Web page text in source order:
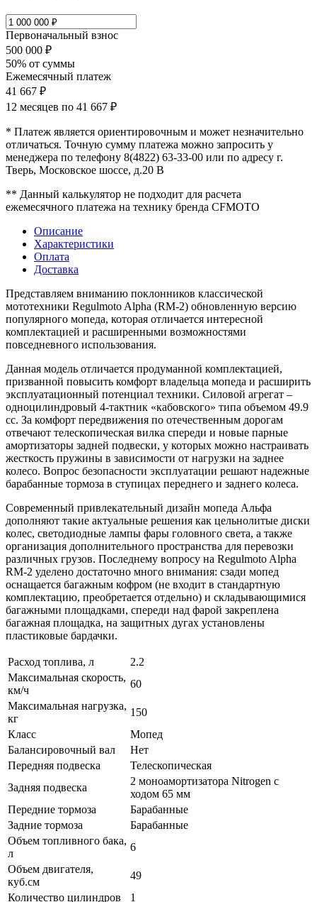
Первоначальный взнос
500 000 ₽
50% от суммы
Ежемесячный платеж
41 667 ₽
12 месяцев по 41 667 ₽
* Платеж является ориентировочным и может незначительно
отличаться. Точную сумму платежа можно запросить у
менеджера по телефону 8(4822) 63-33-00 или по адресу г.
Тверь, Московское шоссе, д.20 В
** Данный калькулятор не подходит для расчета
ежемесячного платежа на технику бренда CFMOTO
Описание
Характеристики
Оплата
Доставка
Представляем вниманию поклонников классической
мототехники Regulmoto Alpha (RM-2) обновленную версию
популярного мопеда, которая отличается интересной
комплектацией и расширенными возможностями
повседневного использования.
Данная модель отличается продуманной комплектацией,
призванной повысить комфорт владельца мопеда и расширить
эксплуатационный потенциал техники. Силовой агрегат –
одноцилиндровый 4-тактник «кабовского» типа объемом 49.9
сс. За комфорт передвижения по отечественным дорогам
отвечают телескопическая вилка спереди и новые парные
амортизаторы задней подвески, у которых можно настраивать
жесткость пружины в зависимости от нагрузки на заднее
колесо. Вопрос безопасности эксплуатации решают надежные
барабанные тормоза в ступицах переднего и заднего колеса.
Современный привлекательный дизайн мопеда Альфа
дополняют такие актуальные решения как цельнолитые диски
колес, светодиодные лампы фары головного света, а также
организация дополнительного пространства для перевозки
различных грузов. Последнему вопросу на Regulmoto Alpha
RM-2 уделено достаточно много внимания: сзади мопед
оснащается багажным кофром (не входит в стандартную
комплектацию, преобретается отдельно) и складывающимися
багажными площадками, спереди над фарой закреплена
багажная площадка, на защитных дугах установлены
пластиковые бардачки.
Расход топлива, л
2.2
Максимальная скорость,
км/ч
60
Максимальная нагрузка,
кг
150
Класс
Мопед
Балансировочный вал
Нет
Передняя подвеска
Телескопическая
Задняя подвеска
2 моноамортизатора Nitrogen c
ходом 65 мм
Передние тормоза
Барабанные
Задние тормоза
Барабанные
Объем топливного бака,
л
6
Объем двигателя,
куб.см
49
Количество цилиндров
1